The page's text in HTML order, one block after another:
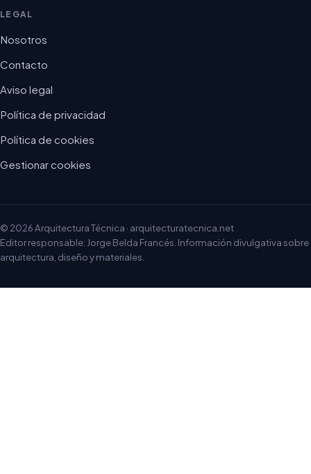
LEGAL
Nosotros
Contacto
Aviso legal
Política de privacidad
Política de cookies
Gestionar cookies
© 2026 Arquitectura Técnica · arquitecturatecnica.net
Editor responsable: Jorge Belda Francés. Información divulgativa sobre
arquitectura, diseño y materiales.